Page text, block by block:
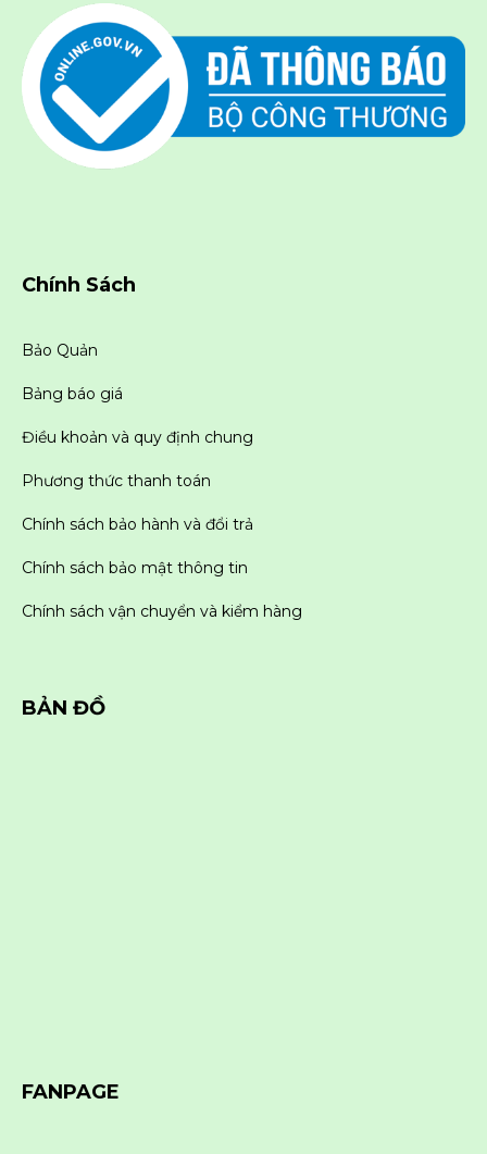
Chính Sách
Bảo Quản
Bảng báo giá
Điều khoản và quy định chung
Phương thức thanh toán
Chính sách bảo hành và đổi trả
Chính sách bảo mật thông tin
Chính sách vận chuyển và kiểm hàng
BẢN ĐỒ
FANPAGE